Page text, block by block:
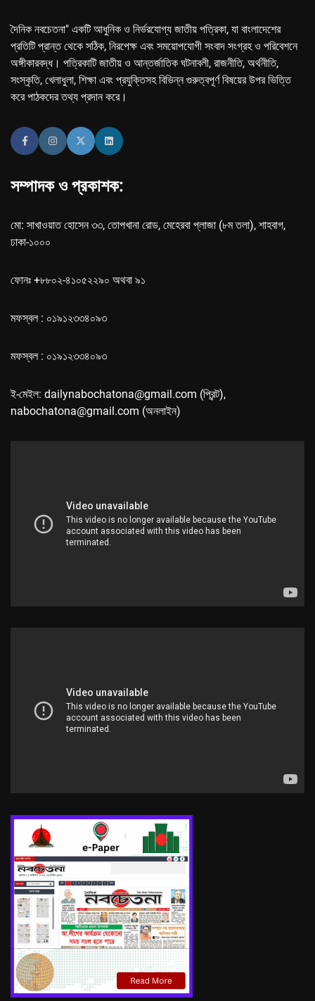
দৈনিক নবচেতনা" একটি আধুনিক ও নির্ভরযোগ্য জাতীয় পত্রিকা, যা বাংলাদেশের
প্রতিটি প্রান্ত থেকে সঠিক, নিরপেক্ষ এবং সময়োপযোগী সংবাদ সংগ্রহ ও পরিবেশনে
অঙ্গীকারবদ্ধ। পত্রিকাটি জাতীয় ও আন্তর্জাতিক ঘটনাবলী, রাজনীতি, অর্থনীতি,
সংস্কৃতি, খেলাধুলা, শিক্ষা এবং প্রযুক্তিসহ বিভিন্ন গুরুত্বপূর্ণ বিষয়ের উপর ভিত্তি
করে পাঠকদের তথ্য প্রদান করে।
সম্পাদক ও প্রকাশক:
মো: সাখাওয়াত হোসেন ৩৩, তোপখানা রোড, মেহেরবা প্লাজা (৮ম তলা), শাহবাগ,
ঢাকা-১০০০
ফোনঃ +৮৮০২-৪১০৫২২৯০ অথবা ৯১
মফস্বল : ০১৯১২৩৩৪০৯৩
মফস্বল : ০১৯১২৩৩৪০৯৩
ই-মেইল: dailynabochatona@gmail.com (প্রিন্ট),
nabochatona@gmail.com (অনলাইন)